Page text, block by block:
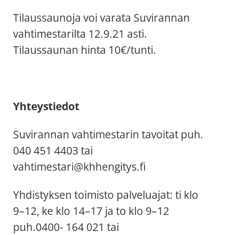
Tilaussaunoja voi varata Suvirannan
vahtimestarilta 12.9.21 asti.
Tilaussaunan hinta 10€/tunti.
Yhteystiedot
Suvirannan vahtimestarin tavoitat puh.
040 451 4403 tai
vahtimestari@khhengitys.fi
Yhdistyksen toimisto palveluajat: ti klo
9–12, ke klo 14–17 ja to klo 9–12
puh.0400- 164 021 tai